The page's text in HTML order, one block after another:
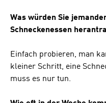
Was würden Sie
Schneckenessen
Einfach probieren, man
kleiner Schritt, eine
muss es nur tun.